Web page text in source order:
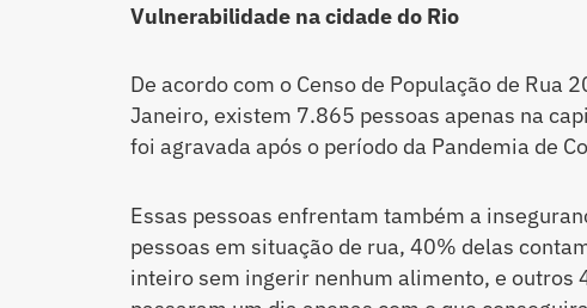
Vulnerabilidade na cidade do Rio
De acordo com o Censo de População de Rua
Janeiro, existem 7.865 pessoas apenas na
foi agravada após o período da Pandemia de
Essas pessoas enfrentam também a
pessoas em situação de rua, 40% delas
inteiro sem ingerir nenhum alimento, e outros